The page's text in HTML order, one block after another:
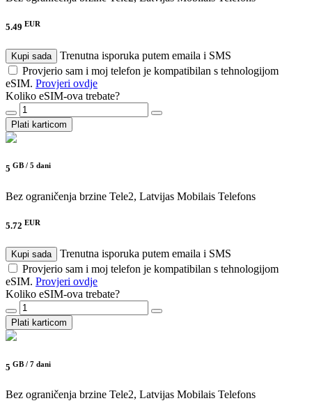
5.49 EUR
Kupi sada
Trenutna isporuka putem emaila i SMS
Provjerio sam i moj telefon je kompatibilan s tehnologijom
eSIM. Provjeri ovdje
Koliko eSIM-ova trebate?
Plati karticom
5 GB / 5 dani
Bez ograničenja brzine Tele2, Latvijas Mobilais Telefons
5.72 EUR
Kupi sada
Trenutna isporuka putem emaila i SMS
Provjerio sam i moj telefon je kompatibilan s tehnologijom
eSIM. Provjeri ovdje
Koliko eSIM-ova trebate?
Plati karticom
5 GB / 7 dani
Bez ograničenja brzine Tele2, Latvijas Mobilais Telefons